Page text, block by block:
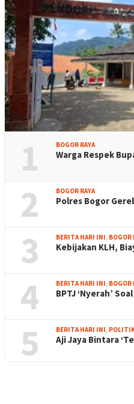
1 BOGOR RAYA
Warga Respek
2 BOGOR RAYA
Polres Bogor
3 BERITA HARI INI BOGOR
Kebijakan KLH,
4 BERITA HARI INI BOGOR
BPTJ ‘Nyerah’
5 BERITA HARI INI
Aji Jaya Bintara